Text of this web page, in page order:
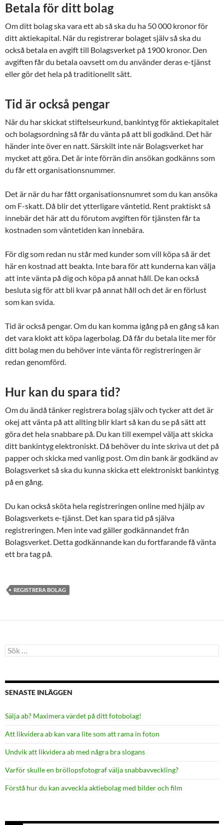
Betala för ditt bolag
Om ditt bolag ska vara ett ab så ska du ha 50 000 kronor för
ditt aktiekapital. När du registrerar bolaget själv så ska du
också betala en avgift till Bolagsverket på 1900 kronor. Den
avgiften får du betala oavsett om du använder deras e-tjänst
eller gör det hela på traditionellt sätt.
Tid är också pengar
När du har skickat stiftelseurkund, bankintyg för aktiekapitalet
och bolagsordning så får du vänta på att bli godkänd. Det här
händer inte över en natt. Särskilt inte när Bolagsverket har
mycket att göra. Det är inte förrän din ansökan godkänns som
du får ett organisationsnummer.
Det är när du har fått organisationsnumret som du kan ansöka
om F-skatt. Då blir det ytterligare väntetid. Rent praktiskt så
innebär det här att du förutom avgiften för tjänsten får ta
kostnaden som väntetiden kan innebära.
För dig som redan nu står med kunder som vill köpa så är det
här en kostnad att beakta. Inte bara för att kunderna kan välja
att inte vänta på dig och köpa på annat håll. De kan också
besluta sig för att bli kvar på annat håll och det är en förlust
som kan svida.
Tid är också pengar. Om du kan komma igång på en gång så kan
det vara klokt att köpa lagerbolag. Då får du betala lite mer för
ditt bolag men du behöver inte vänta för registreringen är
redan genomförd.
Hur kan du spara tid?
Om du ändå tänker registrera bolag själv och tycker att det är
okej att vänta på att allting blir klart så kan du se på sätt att
göra det hela snabbare på. Du kan till exempel välja att skicka
ditt bankintyg elektroniskt. Då behöver du inte skriva ut det på
papper och skicka med vanlig post. Om din bank är godkänd av
Bolagsverket så ska du kunna skicka ett elektroniskt bankintyg
på en gång.
Du kan också sköta hela registreringen online med hjälp av
Bolagsverkets e-tjänst. Det kan spara tid på själva
registreringen. Men inte vad gäller godkännandet från
Bolagsverket. Detta godkännande kan du fortfarande få vänta
ett bra tag på.
REGISTRERA BOLAG
Sök
efter:
SENASTE INLÄGGEN
Sälja ab? Maximera värdet på ditt fotobolag!
Att likvidera ab kan vara lite som att rama in foton
Undvik att likvidera ab med några bra slogans
Varför skulle en bröllopsfotograf välja snabbavveckling?
Förstå hur du kan avveckla aktiebolag med bilder och film